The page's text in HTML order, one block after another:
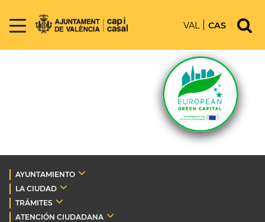
VAL CAS
AYUNTAMIENTO
LA CIUDAD
TRÁMITES
ATENCIÓN CIUDADANA